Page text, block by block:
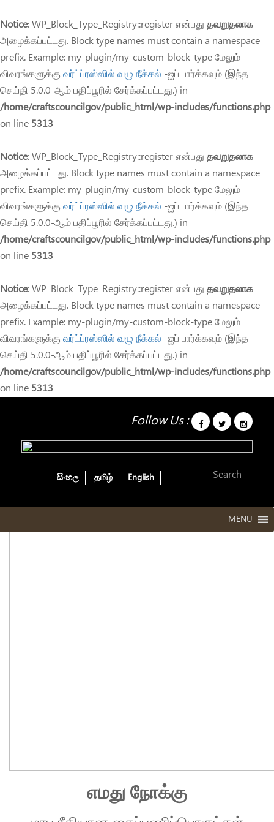
Notice: WP_Block_Type_Registry::register என்பதுதவறுதலாக
அழைக்கப்பட்டது. Block type names must contain a namespace
prefix. Example: my-plugin/my-custom-block-type மேலும்
விவரங்களுக்குவர்ட்ப்ரஸ்ஸில் வழு நீக்கல் -ஐப் பார்க்கவும் (இந்த
செய்தி 5.0.0-ஆம் பதிப்பூரில் சேர்க்கப்பட்டது.) in
/home/craftscouncilgov/public_html/wp-includes/functions.php
on line5313
Notice: WP_Block_Type_Registry::register என்பதுதவறுதலாக
அழைக்கப்பட்டது. Block type names must contain a namespace
prefix. Example: my-plugin/my-custom-block-type மேலும்
விவரங்களுக்குவர்ட்ப்ரஸ்ஸில் வழு நீக்கல் -ஐப் பார்க்கவும் (இந்த
செய்தி 5.0.0-ஆம் பதிப்பூரில் சேர்க்கப்பட்டது.) in
/home/craftscouncilgov/public_html/wp-includes/functions.php
on line5313
Notice: WP_Block_Type_Registry::register என்பதுதவறுதலாக
அழைக்கப்பட்டது. Block type names must contain a namespace
prefix. Example: my-plugin/my-custom-block-type மேலும்
விவரங்களுக்குவர்ட்ப்ரஸ்ஸில் வழு நீக்கல் -ஐப் பார்க்கவும் (இந்த
செய்தி 5.0.0-ஆம் பதிப்பூரில் சேர்க்கப்பட்டது.) in
/home/craftscouncilgov/public_html/wp-includes/functions.php
on line5313
Follow Us :
සිංහල தமிழ் English
MENU
Vision and Mission_Tamil
எமது நோக்கு